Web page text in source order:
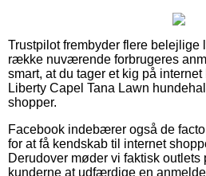
Trustpilot frembyder flere belejlige
række nuværende forbrugeres
smart, at du tager et kig på
Liberty Capel Tana Lawn
shopper.
Facebook indebærer også de
for at få kendskab til internet
Derudover møder vi faktisk outlets
kunderne at udfærdige en